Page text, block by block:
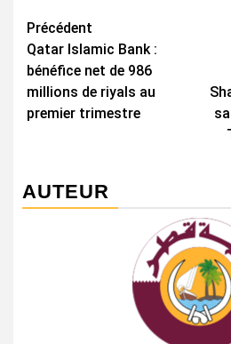
Navigation
d’article
Précédent
Qatar Islamic Bank :
bénéfice net de 986
millions de riyals au
premier trimestre
AUTEUR